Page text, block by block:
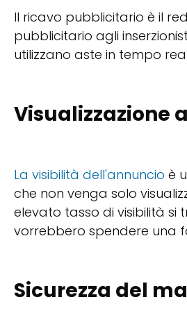
Il ricavo pubblicitario è il
pubblicitario agli
utilizzano aste in tempo
Visualizzazione
La visibilità dell'annuncio è
che non venga solo
elevato tasso di visibilità si
vorrebbero spendere una
Sicurezza del